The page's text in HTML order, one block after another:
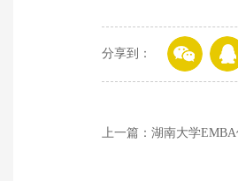
分享到：
上一篇：湖南大学